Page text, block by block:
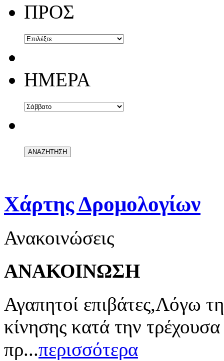
ΠΡΟΣ
ΗΜΕΡΑ
Χάρτης Δρομολογίων
Ανακοινώσεις
ΑΝΑΚΟΙΝΩΣΗ
Αγαπητοί επιβάτες,Λόγω
κίνησης κατά την
πρ...περισσότερα